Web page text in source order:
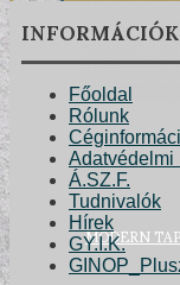
MODERN
INFORMÁCIÓK
Főoldal
Rólunk
Adatvédelmi
Á.SZ.F.
Tudnivalók
Hírek
GY.I.K.